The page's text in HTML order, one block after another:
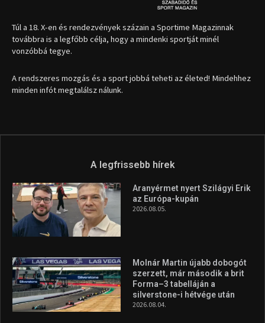
Túl a 18. X-en és rendezvények százain a Sportime Magazinnak
továbbra is a legfőbb célja, hogy a mindenki sportját minél
vonzóbbá tegye.
A rendszeres mozgás és a sport jobbá teheti az életed! Mindehhez
minden infót megtalálsz nálunk.
A legfrissebb hírek
Aranyérmet nyert Szilágyi Erik
az Európa-kupán
2026.08.05.
Molnár Martin újabb dobogót
szerzett, már második a brit
Forma–3 tabelláján a
silverstone-i hétvége után
2026.08.04.